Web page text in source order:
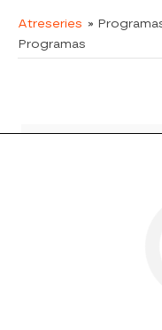
Atreseries »
Programas